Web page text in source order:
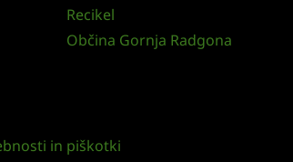
Recikel
Občina Gornja Radgona
in piškotki